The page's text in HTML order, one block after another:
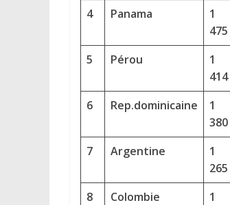
4 Panama
1
475
5 Pérou
1
414
6 Rep.dominicaine
1
380
7 Argentine
1
265
8 Colombie
1